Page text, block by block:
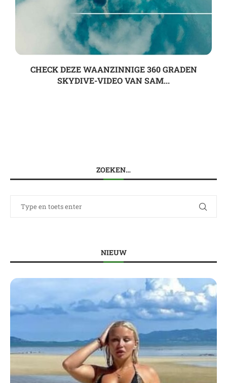
CHECK DEZE WAANZINNIGE 360 GRADEN
SKYDIVE-VIDEO VAN SAM...
ZOEKEN…
NIEUW